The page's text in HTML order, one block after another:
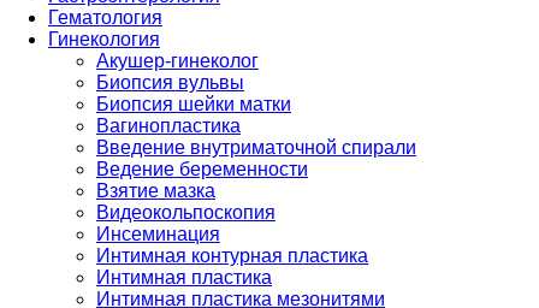
Гематология
Гинекология
Акушер-гинеколог
Биопсия вульвы
Биопсия шейки матки
Вагинопластика
Введение внутриматочной спирали
Ведение беременности
Взятие мазка
Видеокольпоскопия
Инсеминация
Интимная контурная пластика
Интимная пластика
Интимная пластика мезонитями